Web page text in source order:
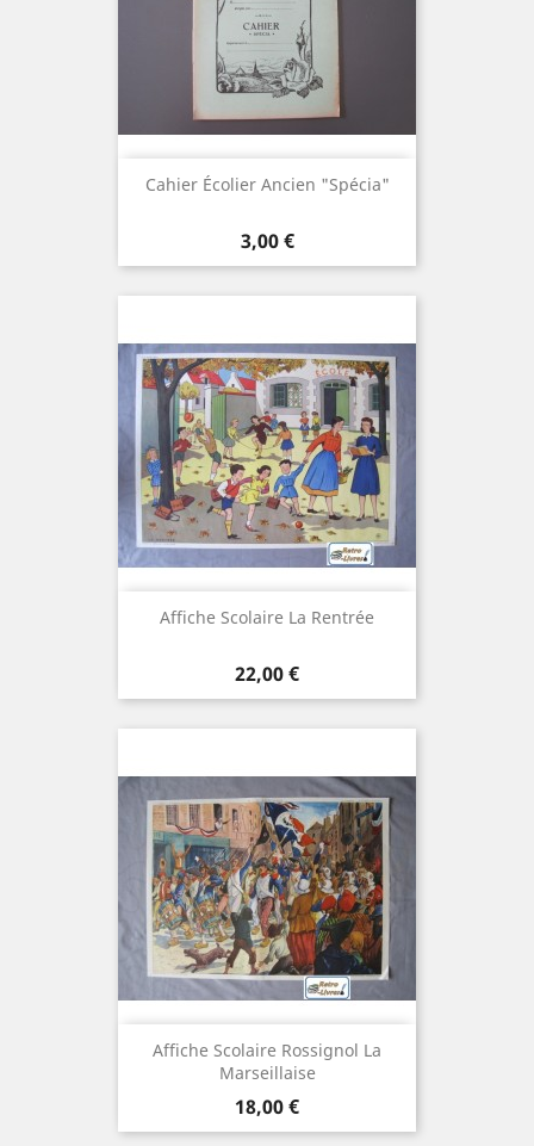
Cahier Écolier Ancien "Spécia"
Prix
3,00 €
Affiche Scolaire La Rentrée
Prix
22,00 €
Affiche Scolaire Rossignol La
Marseillaise
Prix
18,00 €